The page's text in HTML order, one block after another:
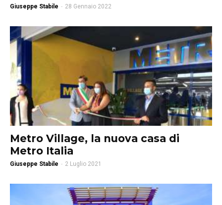
Giuseppe Stabile - 28 Gennaio 2022
Metro Village, la nuova casa di
Metro Italia
Giuseppe Stabile - 2 Luglio 2021